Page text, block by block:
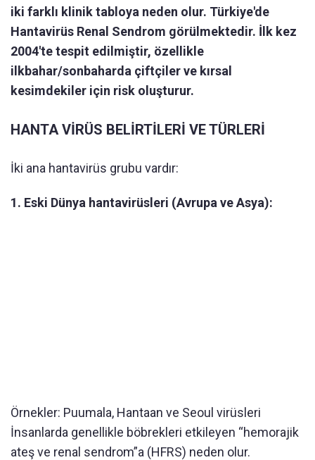
iki farklı klinik tabloya neden olur. Türkiye'de
Hantavirüs Renal Sendrom görülmektedir. İlk kez
2004'te tespit edilmiştir, özellikle
ilkbahar/sonbaharda çiftçiler ve kırsal
kesimdekiler için risk oluşturur.
HANTA VİRÜS BELİRTİLERİ VE TÜRLERİ
İki ana hantavirüs grubu vardır:
1. Eski Dünya hantavirüsleri (Avrupa ve Asya):
Örnekler: Puumala, Hantaan ve Seoul virüsleri
İnsanlarda genellikle böbrekleri etkileyen “hemorajik
ateş ve renal sendrom”a (HFRS) neden olur.